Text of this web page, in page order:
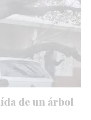
de un árbol